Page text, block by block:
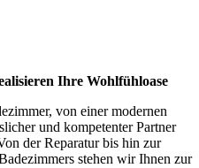
Ihre Wohlfühloase
von einer modernen
und kompetenter Partner
der Reparatur bis hin zur
stehen wir Ihnen zur